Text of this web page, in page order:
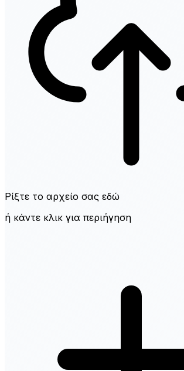
Ρίξτε το αρχείο σας εδώ
ή κάντε κλικ για περιήγηση